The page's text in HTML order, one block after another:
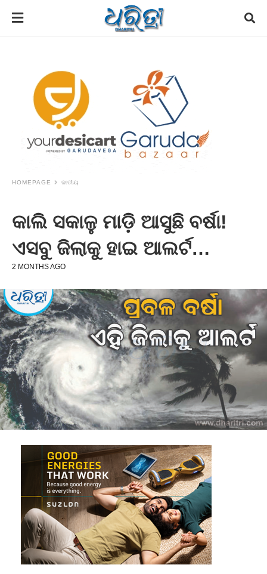
HOMEPAGE ଜାତୀୟ
କାଲି ସକାଳୁ ମାଡ଼ି ଆସୁଛି ବର୍ଷା!
ଏସବୁ ଜିଲାକୁ ହାଇ ଆଲର୍ଟ…
2 MONTHS AGO